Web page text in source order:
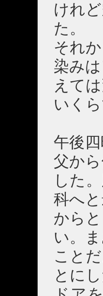
けれ
た。
それ
染み
えて
いく
午後
父か
した
科へ
から
い。
こと
とにし